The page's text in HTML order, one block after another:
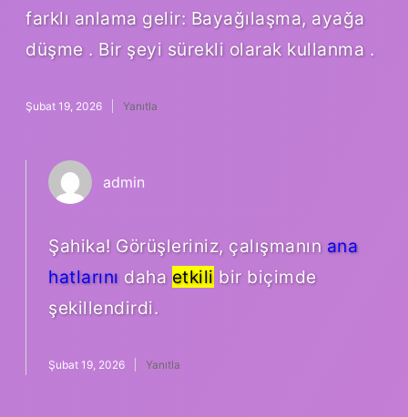
farklı anlama gelir: Bayağılaşma, ayağa
düşme . Bir şeyi sürekli olarak kullanma .
Şubat 19, 2026 Yanıtla
admin
Şahika! Görüşleriniz, çalışmanın ana
hatlarını daha etkili bir biçimde
şekillendirdi.
Şubat 19, 2026 Yanıtla